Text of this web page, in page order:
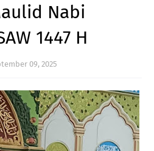
Nabi
1447 H
09, 2025